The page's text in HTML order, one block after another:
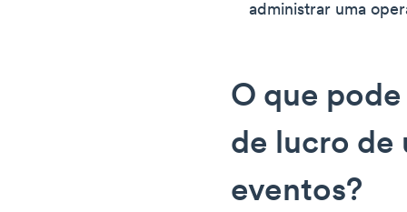
administrar uma
O que
de lucro de
eventos?